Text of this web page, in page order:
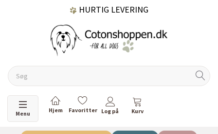
HURTIG LEVERING
60 DAGES RETURRET
Skifte navigation
Menu